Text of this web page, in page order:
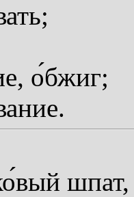
обжиг;
овый шпат,